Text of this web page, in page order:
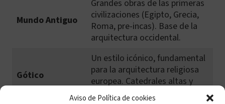
Aviso de Política de cookies
Mundo Antiguo
Grandes obras de las primeras
civilizaciones (Egipto, Grecia,
Roma, pre-incas). Base de la
arquitectura occidental.
Gótico
Un estilo icónico, fundamental
para la arquitectura religiosa
europea. Catedrales altas y
luminosas con vidrieras